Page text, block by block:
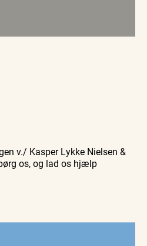
v./ Kasper Lykke Nielsen &
os, og lad os hjælp